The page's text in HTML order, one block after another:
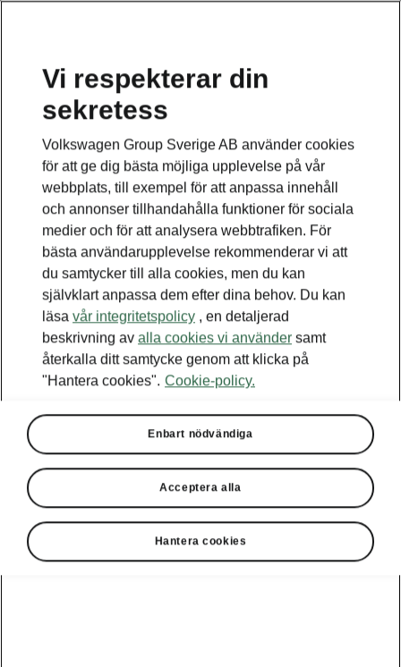
Vi respekterar din
sekretess
Volkswagen Group Sverige AB använder cookies
för att ge dig bästa möjliga upplevelse på vår
webbplats, till exempel för att anpassa innehåll
och annonser tillhandahålla funktioner för sociala
medier och för att analysera webbtrafiken. För
bästa användarupplevelse rekommenderar vi att
du samtycker till alla cookies, men du kan
självklart anpassa dem efter dina behov. Du kan
läsa vår integritetspolicy , en detaljerad
beskrivning av alla cookies vi använder samt
återkalla ditt samtycke genom att klicka på
"Hantera cookies". Cookie-policy.
Enbart nödvändiga
Acceptera alla
Hantera cookies